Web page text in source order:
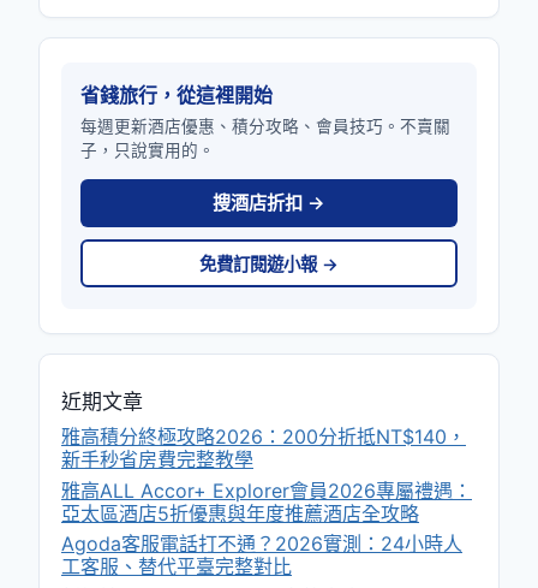
省錢旅行，從這裡開始
每週更新酒店優惠、積分攻略、會員技巧。不賣關
子，只說實用的。
搜酒店折扣 →
免費訂閱遊小報 →
近期文章
雅高積分終極攻略2026：200分折抵NT$140，
新手秒省房費完整教學
雅高ALL Accor+ Explorer會員2026專屬禮遇：
亞太區酒店5折優惠與年度推薦酒店全攻略
Agoda客服電話打不通？2026實測：24小時人
工客服、替代平臺完整對比